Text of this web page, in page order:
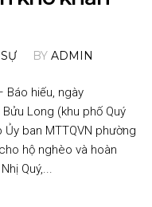
BY ADMIN
Báo hiếu, ngày
Long (khu phố Quý
ban MTTQVN phường
hộ nghèo và hoàn
Quý,...